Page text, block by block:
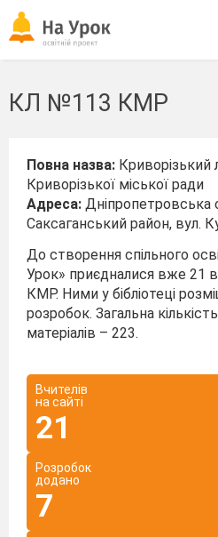
КЛ №113 КМР
Повна назва: Криворізький
Криворізької міської ради
Адреса: Дніпропетровська
Саксаганський район, вул.
До створення спільного
Урок» приєдналися вже 21
КМР. Ними у бібліотеці
розробок. Загальна
матеріалів – 223.
Вчителів
на сайті
21
Розробок
додано
7